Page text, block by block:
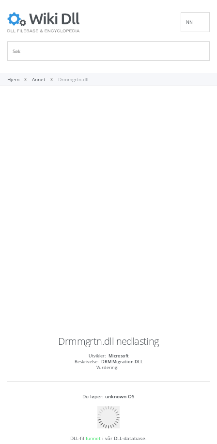
NN
Hjem Annet Drmmgrtn.dll
Drmmgrtn.dll nedlasting
Utvikler: Microsoft
Beskrivelse: DRM Migration DLL
Vurdering:
Du løper: unknown OS
DLL-fil funnet i vår DLL-database.